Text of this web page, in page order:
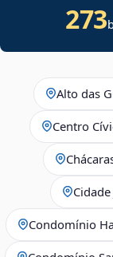
273
Alto das
Centro
Condomínio